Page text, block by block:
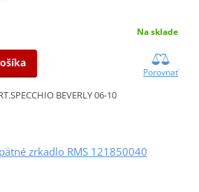
Na sklade
Porovnať
BEVERLY 06-10
zrkadlo RMS 121850040